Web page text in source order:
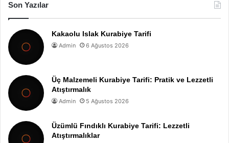
Son Yazılar
Kakaolu Islak Kurabiye Tarifi
Admin 6 Ağustos 2026
Üç Malzemeli Kurabiye Tarifi: Pratik ve Lezzetli
Atıştırmalık
Admin 5 Ağustos 2026
Üzümlü Fındıklı Kurabiye Tarifi: Lezzetli
Atıştırmalıklar